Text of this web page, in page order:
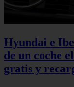
Hyundai e
de un coche
gratis y